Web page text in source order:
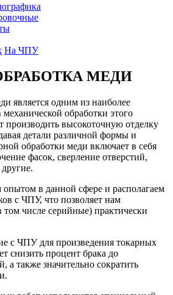
На ЧПУ
МЕДИ
является одним из наиболее
обработки этого
производить высокоточную отделку
детали различной формы и
обработки меди включает в себя
фасок, сверление отверстий,
в данной сфере и располагаем
с ЧПУ, что позволяет нам
том числе серийные) практически
с ЧПУ для произведения токарных
снизить процент брака до
а также значительно сократить